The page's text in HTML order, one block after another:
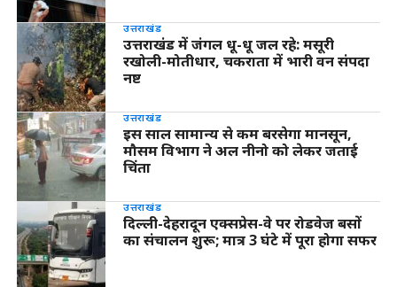
उत्तराखंड
उत्तराखंड में जंगल धू-धू जल रहे: मसूरी
रखोली-मोतीधार, चकराता में भारी वन संपदा
नष्ट
उत्तराखंड
इस साल सामान्य से कम बरसेगा मानसून,
मौसम विभाग ने अल नीनो को लेकर जताई
चिंता
उत्तराखंड
दिल्ली-देहरादून एक्सप्रेस-वे पर रोडवेज बसों
का संचालन शुरू; मात्र 3 घंटे में पूरा होगा सफर